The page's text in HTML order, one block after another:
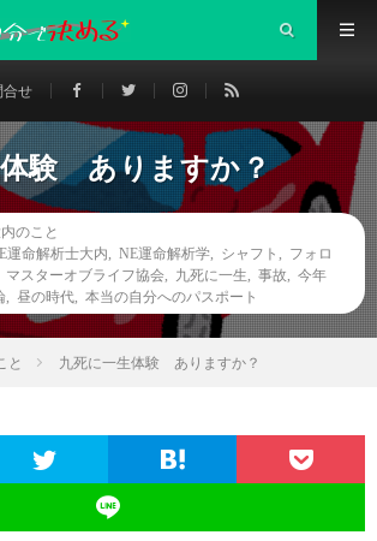
合せ
体験 ありますか？
のこと
運命解析士大内 NE運命解析学 シャフト
フォロ
マスターオブライフ協会 九死に一生 事故
今年
昼の時代 本当の自分へのパスポート
と 九死に一生体験 ありますか？